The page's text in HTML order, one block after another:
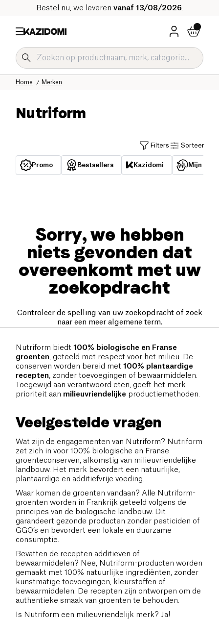
Bestel nu, we leveren vanaf 13/08/2026
Merken
Home
Nutriform
Filters Sorteer
Promo Bestsellers Kazidomi Mijn
Sorry, we hebben
niets gevonden dat
overeenkomt met uw
zoekopdracht
Controleer de spelling van uw zoekopdracht of zoek
naar een meer algemene term.
Nutriform biedt 100% biologische en Franse
groenten , geteeld met respect voor het milieu. De
conserven worden bereid met 100% plantaardige
recepten , zonder toevoegingen of bewaarmiddelen.
Toegewijd aan verantwoord eten, geeft het merk
prioriteit aan milieuvriendelijke productiemethoden.
Veelgestelde vragen
Wat zijn de engagementen van Nutriform? Nutriform
zet zich in voor 100% biologische en Franse
groenteconserven, afkomstig van milieuvriendelijke
landbouw. Het merk bevordert een natuurlijke,
plantaardige en additiefvrije voeding.
Waar komen de groenten vandaan? Alle Nutriform-
groenten worden in Frankrijk geteeld volgens de
principes van de biologische landbouw. Dit
garandeert gezonde producten zonder pesticiden of
GGO’s en bevordert een lokale en duurzame
consumptie.
Bevatten de recepten additieven of
bewaarmiddelen? Nee, Nutriform-producten worden
gemaakt met 100% natuurlijke ingrediënten, zonder
kunstmatige toevoegingen, kleurstoffen of
bewaarmiddelen. De recepten zijn ontworpen om de
authentieke smaak van groenten te behouden.
Is Nutriform een milieuvriendelijk merk? Ja!